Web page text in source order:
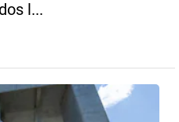
l...